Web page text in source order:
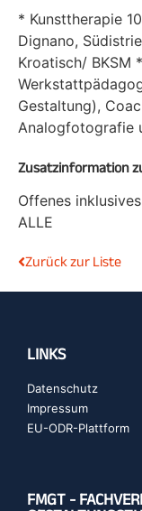
* Kunsttherapie
Dignano,
Kroatisch/ BKSM
Gestaltung),
Analogfotografie
Zusatzinformation
Offenes
ALLE
Zurück zur Liste
LINKS
Datenschutz
Impressum
EU-ODR-Plattform
FMGT -